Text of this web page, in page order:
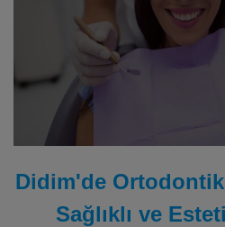
Didim'de
Sağlıklı ve